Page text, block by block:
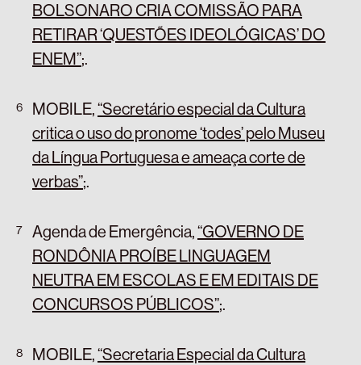
BOLSONARO CRIA COMISSÃO PARA
RETIRAR ‘QUESTÕES IDEOLÓGICAS’ DO
ENEM”;.
MOBILE,“Secretário especial da Cultura
critica o uso do pronome ‘todes’ pelo Museu
da Língua Portuguesa e ameaça corte de
verbas”;.
Agenda de Emergência,“GOVERNO DE
RONDÔNIA PROÍBE LINGUAGEM
NEUTRA EM ESCOLAS E EM EDITAIS DE
CONCURSOS PÚBLICOS”;.
MOBILE,“Secretaria Especial da Cultura